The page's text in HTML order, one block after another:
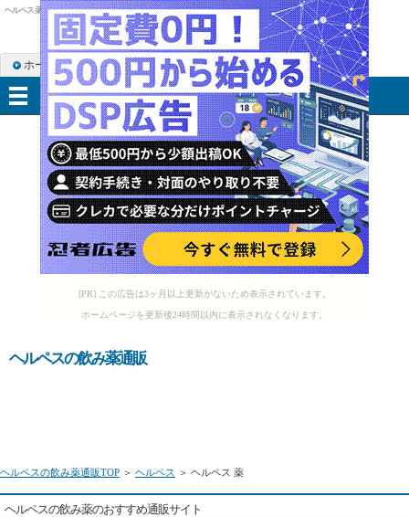
[PR] この広告は3ヶ月以上更新がないため表示されています。
ホームページを更新後24時間以内に表示されなくなります。
ヘルペス 薬
ヘルペスの飲み薬通販
ヘルペスの飲み薬通販TOP ＞ ヘルペス ＞ ヘルペス 薬
ヘルペスの飲み薬のおすすめ通販サイト
ホーム RSS購読 サイトマップ
メニュー